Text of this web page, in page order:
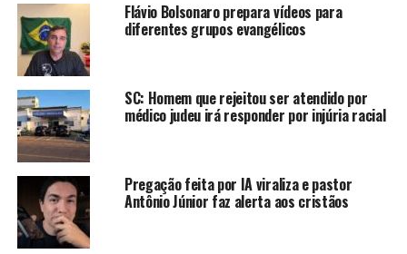
Flávio Bolsonaro prepara vídeos para
diferentes grupos evangélicos
SC: Homem que rejeitou ser atendido por
médico judeu irá responder por injúria racial
Pregação feita por IA viraliza e pastor
Antônio Júnior faz alerta aos cristãos